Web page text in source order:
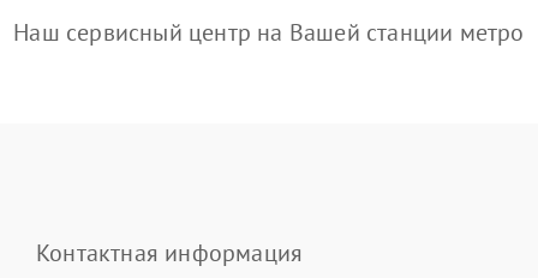
Наш сервисный центр на Вашей станции метро
Контактная информация